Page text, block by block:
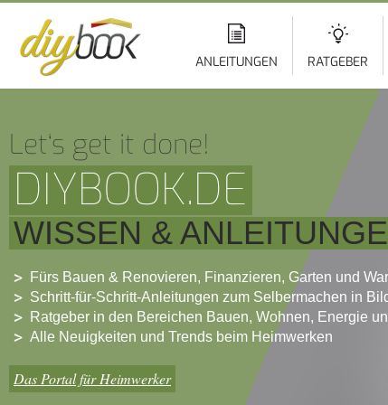
ANLEITUNGEN RATGEBER
Let‘s get it done!
DIYBOOK.DE
WISSEN &
Fürs Bauen & Renovieren, Finanzieren, Garten und
Schritt-für-Schritt-Anleitungen zum Selbermachen in
Ratgeber in den Bereichen Bauen, Wohnen, Energie
Alle Neuigkeiten und Trends beim Heimwerken
Das Portal für Heimwerker